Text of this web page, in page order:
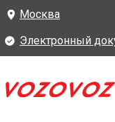
Москва
Электронный